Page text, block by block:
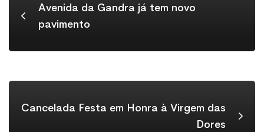
Avenida da Gandra já tem novo
pavimento
Cancelada Festa em Honra à Virgem das
Dores